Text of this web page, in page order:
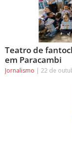
Teatro de
em Paracambi
Jornalismo 22 de